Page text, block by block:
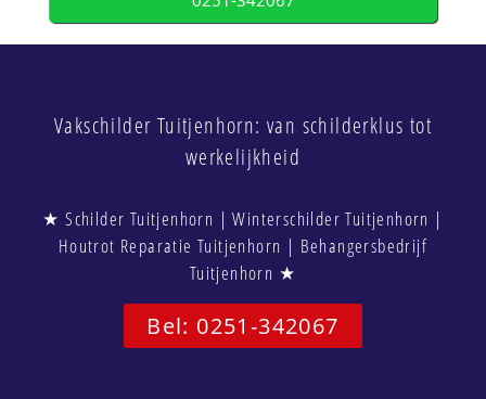
Vakschilder Tuitjenhorn: van schilderklus tot
werkelijkheid
★ Schilder Tuitjenhorn | Winterschilder Tuitjenhorn |
Houtrot Reparatie Tuitjenhorn | Behangersbedrijf
Tuitjenhorn ★
Bel: 0251-342067